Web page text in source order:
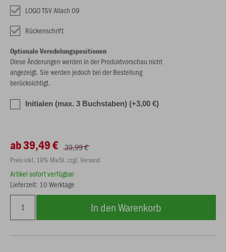
LOGO TSV Allach 09
Rückenschrift
Optionale Veredelungspositionen
Diese Änderungen werden in der Produktvorschau nicht
angezeigt. Sie werden jedoch bei der Bestellung
berücksichtigt.
Initialen (max. 3 Buchstaben) (+3,00 €)
ab 39,49 € 39,99 €
Preis inkl. 19% MwSt. zzgl. Versand
Artikel sofort verfügbar
Lieferzeit: 10 Werktage
In den Warenkorb